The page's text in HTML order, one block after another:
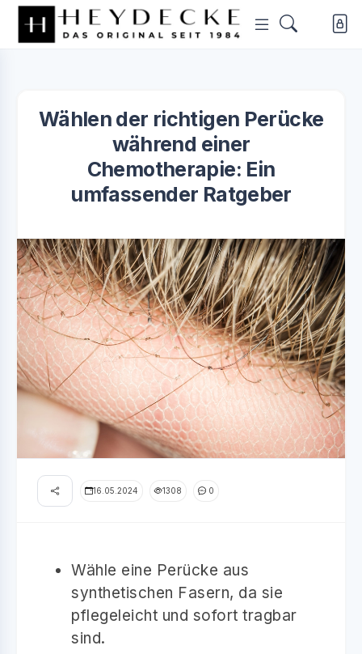
Wählen der richtigen Perücke
während einer
Chemotherapie: Ein
umfassender Ratgeber
16.05.2024 1308 0
Wähle eine Perücke aus
synthetischen Fasern, da sie
pflegeleicht und sofort tragbar
sind.